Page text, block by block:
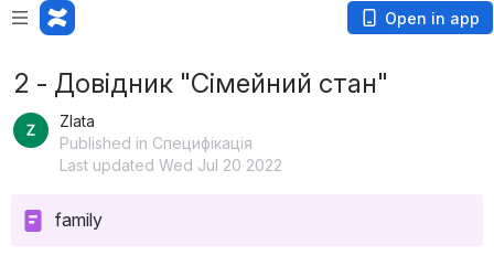
Open in app
2 - Довідник "Сімейний стан"
Zlata
Published in Специфікація
Last updated Wed Jul 20 2022
family